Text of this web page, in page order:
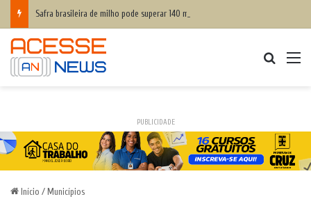
Safra brasileira de milho pode superar 140 milhões de toneladas
PUBLICIDADE
Início / Municípios